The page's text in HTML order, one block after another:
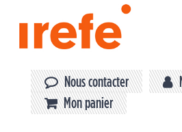
Nous contacter
Mon panier